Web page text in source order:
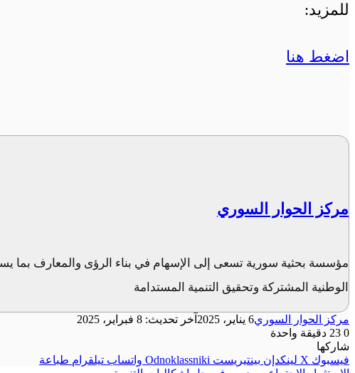
للمزيد:
اضغط هنا
مركز الحوار السوري
مؤسسة بحثية سورية تسعى إلى الإسهام في بناء الرؤى والمعارف بما
الوطنية المشتركة وتحقيق التنمية المستدامة
مركز الحوار السوري6 يناير، 2025
آخر تحديث: 8 فبراير، 2025
0
دقيقة واحدة
شاركها
فيسبوك ‫X لينكدإن بينتيريست Odnoklassniki واتساب تيلقرام طباعة